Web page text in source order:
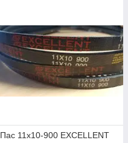
Пас 11х10-900 EXCELLENT